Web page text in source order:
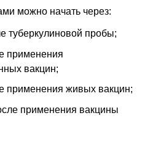
можно начать через:
туберкулиновой пробы;
применения
вакцин;
применения живых вакцин;
применения вакцины